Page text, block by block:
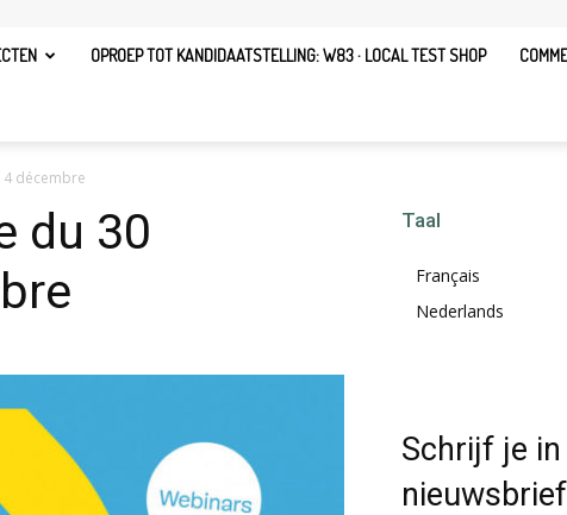
OPROEP TOT KANDIDAATSTELLING: W83 · LOCAL TEST SHOP
décembre
du 30
Taal
Français
Nederlands
Schrijf je
nieuwsbrief